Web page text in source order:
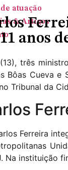
atuação
& Artigos
anos
três
Bôas Cueva
Tribunal da
Ferreira
Na instituição